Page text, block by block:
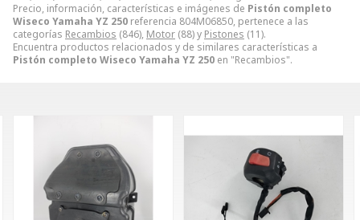
Precio, información, características e imágenes de Pistón completo
Wiseco Yamaha YZ 250 referencia 804M06850, pertenece a las
categorías Recambios (846), Motor (88) y Pistones (11).
Encuentra productos relacionados y de similares características a
Pistón completo Wiseco Yamaha YZ 250 en "Recambios".